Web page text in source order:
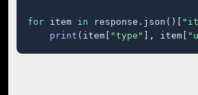
for item in response.json()[
print (item[ "type" ], item[